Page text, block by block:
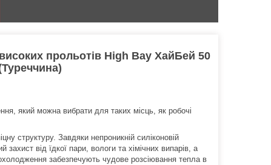
прольотів High Bay ХайБей 50
який можна вибрати для таких місць, як робочі
структуру. Завдяки непроникній силіконовій
від їдкої пари, вологи та хімічних випарів, а
забезпечують чудове розсіювання тепла в